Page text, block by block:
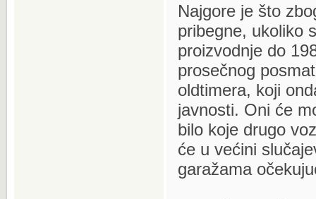
Najgore je što
pribegne, ukoliko
proizvodnje do
prosečnog
oldtimera, koji
javnosti. Oni će
bilo koje drugo
će u većini
garažama